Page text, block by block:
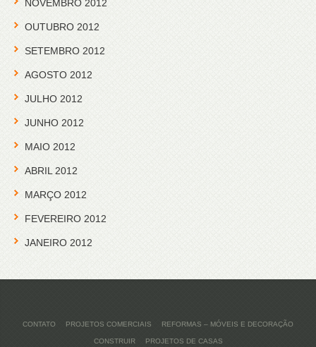
NOVEMBRO 2012
OUTUBRO 2012
SETEMBRO 2012
AGOSTO 2012
JULHO 2012
JUNHO 2012
MAIO 2012
ABRIL 2012
MARÇO 2012
FEVEREIRO 2012
JANEIRO 2012
CONTATO PROJETOS COMERCIAIS REFORMAS – MÓVEIS E DECORAÇÃO
CONSTRUIR PROJETOS DE CASAS